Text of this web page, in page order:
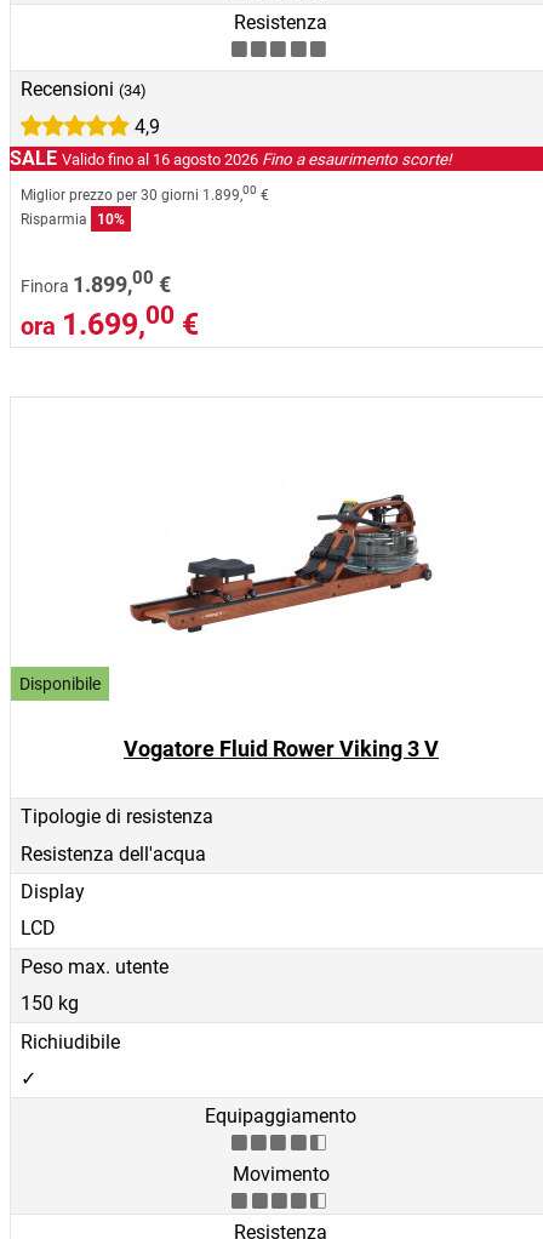
Resistenza
Recensioni (34)
4,9
SALE Valido fino al 16 agosto 2026 Fino a esaurimento scorte!
Miglior prezzo per 30 giorni 1.899,00 €
Risparmia
10%
Finora 1.899,00 €
ora 1.699,00 €
Disponibile
Vogatore Fluid Rower Viking 3 V
Tipologie di resistenza
Resistenza dell'acqua
Display
LCD
Peso max. utente
150 kg
Richiudibile
✓
Equipaggiamento
Movimento
Resistenza